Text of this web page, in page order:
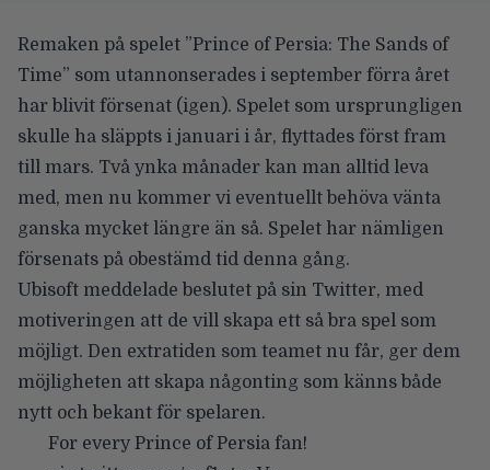
Remaken på spelet ”Prince of Persia: The Sands of
Time” som utannonserades i september förra året
har blivit försenat (igen). Spelet som ursprungligen
skulle ha släppts i januari i år, flyttades först fram
till mars. Två ynka månader kan man alltid leva
med, men nu kommer vi eventuellt behöva vänta
ganska mycket längre än så. Spelet har nämligen
försenats på obestämd tid denna gång.
Ubisoft meddelade beslutet på sin Twitter, med
motiveringen att de vill skapa ett så bra spel som
möjligt. Den extratiden som teamet nu får, ger dem
möjligheten att skapa någonting som känns både
nytt och bekant för spelaren.
For every Prince of Persia fan!